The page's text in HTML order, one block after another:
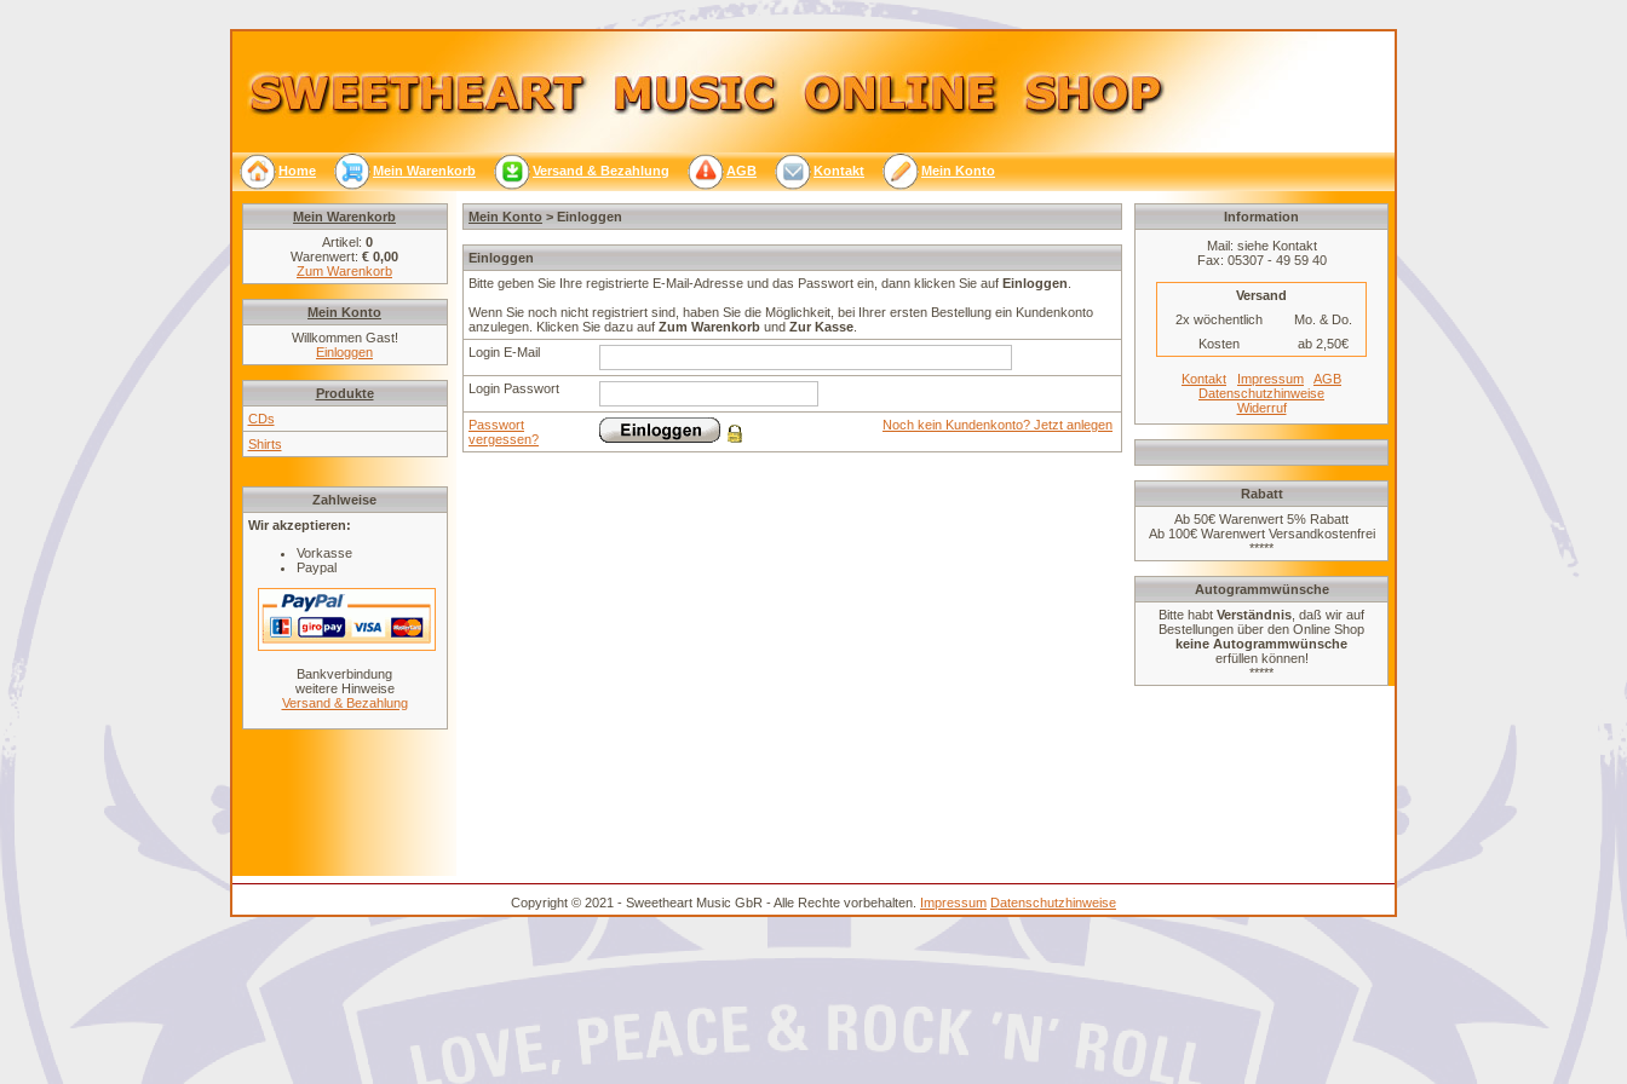
Home Mein Warenkorb Versand & Bezahlung AGB Kontakt Mein Konto
Mein Warenkorb
Artikel: 0
Warenwert: € 0,00
Zum Warenkorb
Mein Konto
Willkommen Gast!
Einloggen
Produkte
CDs
Shirts
Zahlweise
Wir akzeptieren:
Vorkasse
Paypal
Bankverbindung
weitere Hinweise
Versand & Bezahlung
Mein Konto > Einloggen
Einloggen
Bitte geben Sie Ihre registrierte E-Mail-Adresse und das Passwort ein, dann klicken Sie auf Einloggen
Wenn Sie noch nicht registriert sind, haben Sie die Möglichkeit, bei Ihrer ersten Bestellung ein Kundenkonto
anzulegen. Klicken Sie dazu auf Zum Warenkorb und Zur Kasse
Login E-Mail
Login Passwort
Passwort
vergessen?
Noch kein Kundenkonto? Jetzt anlegen
Information
Mail: siehe Kontakt
Fax: 05307 - 49 59 40
Versand
2x wöchentlich
Mo. & Do.
Kosten
ab 2,50€
Kontakt Impressum
AGB
Datenschutzhinweise
Widerruf
Rabatt
Ab 50€ Warenwert 5% Rabatt
Ab 100€ Warenwert Versandkostenfrei
*****
Autogrammwünsche
Bitte habt Verständnis , daß wir auf
Bestellungen über den Online Shop
keine Autogrammwünsche
erfüllen können!
*****
Copyright © 2021 - Sweetheart Music GbR - Alle Rechte vorbehalten. Impressum Datenschutzhinweise